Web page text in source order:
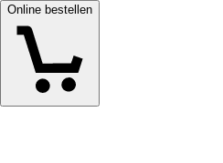
Online bestellen